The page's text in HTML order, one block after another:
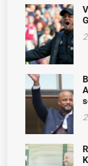
2020.
colonial.
ses
patrie
assure la